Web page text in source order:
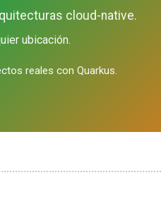
cloud-native.
ubicación.
reales con Quarkus.